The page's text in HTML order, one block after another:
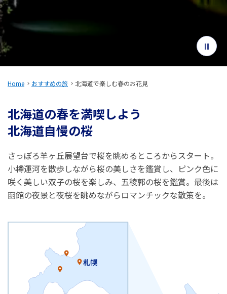
ANA サービス
閉じる
Home おすすめの旅 北海道で楽しむ春のお花見
北海道の春を満喫しよう
北海道自慢の桜
さっぽろ羊ヶ丘展望台で桜を眺めるところからスタート。
小樽運河を散歩しながら桜の美しさを鑑賞し、ピンク色に
咲く美しい双子の桜を楽しみ、五稜郭の桜を鑑賞。最後は
函館の夜景と夜桜を眺めながらロマンチックな散策を。
札幌